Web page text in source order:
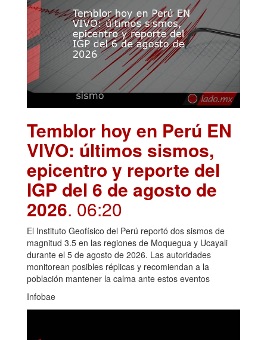
Temblor hoy en Perú EN
VIVO: últimos sismos,
epicentro y reporte del
IGP del 6 de agosto de
2026. 06:20
El Instituto Geofísico del Perú reportó dos sismos de
magnitud 3.5 en las regiones de Moquegua y Ucayali
durante el 5 de agosto de 2026. Las autoridades
monitorean posibles réplicas y recomiendan a la
población mantener la calma ante estos eventos
Infobae